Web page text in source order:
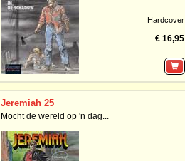
Hardcover
€ 16,95
Jeremiah 25
Mocht de wereld op 'n dag...